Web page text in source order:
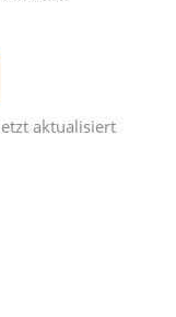
aktualisiert